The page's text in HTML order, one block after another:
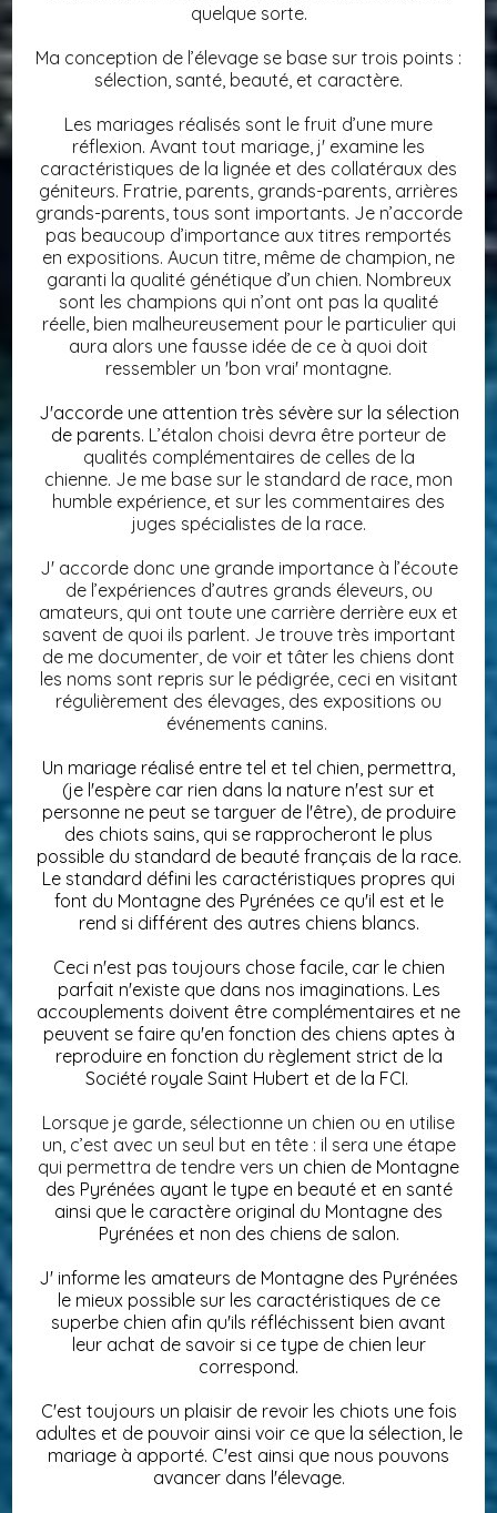
quelque sorte.
Ma conception de l’élevage se base sur trois points :
sélection, santé, beauté, et caractère.
Les mariages réalisés sont le fruit d’une mure
réflexion. Avant tout mariage, j' examine les
caractéristiques de la lignée et des collatéraux des
géniteurs. Fratrie, parents, grands-parents, arrières
grands-parents, tous sont importants. Je n’accorde
pas beaucoup d’importance aux titres remportés
en expositions. Aucun titre, même de champion, ne
garanti la qualité génétique d’un chien. Nombreux
sont les champions qui n’ont ont pas la qualité
réelle, bien malheureusement pour le particulier qui
aura alors une fausse idée de ce à quoi doit
ressembler un 'bon vrai' montagne.
J'accorde une attention très sévère sur la sélection
de parents. L’étalon choisi devra être porteur de
qualités complémentaires de celles de la
chienne. Je me base sur le standard de race, mon
humble expérience, et sur les commentaires des
juges spécialistes de la race.
J' accorde donc une grande importance à l’écoute
de l’expériences d’autres grands éleveurs, ou
amateurs, qui ont toute une carrière derrière eux et
savent de quoi ils parlent. Je trouve très important
de me documenter, de voir et tâter les chiens dont
les noms sont repris sur le pédigrée, ceci en visitant
régulièrement des élevages, des expositions ou
événements canins.
Un mariage réalisé entre tel et tel chien, permettra,
(je l'espère car rien dans la nature n'est sur et
personne ne peut se targuer de l'être), de produire
des chiots sains, qui se rapprocheront le plus
possible du standard de beauté français de la race.
Le standard défini les caractéristiques propres qui
font du Montagne des Pyrénées ce qu'il est et le
rend si différent des autres chiens blancs.
Ceci n'est pas toujours chose facile, car le chien
parfait n'existe que dans nos imaginations. Les
accouplements doivent être complémentaires et ne
peuvent se faire qu'en fonction des chiens aptes à
reproduire en fonction du règlement strict de la
Société royale Saint Hubert et de la FCI.
Lorsque je garde, sélectionne un chien ou en utilise
un, c’est avec un seul but en tête : il sera une étape
qui permettra de tendre vers un chien de Montagne
des Pyrénées ayant le type en beauté et en santé
ainsi que le caractère original du Montagne des
Pyrénées et non des chiens de salon.
J' informe les amateurs de Montagne des Pyrénées
le mieux possible sur les caractéristiques de ce
superbe chien afin qu'ils réfléchissent bien avant
leur achat de savoir si ce type de chien leur
correspond.
C'est toujours un plaisir de revoir les chiots une fois
adultes et de pouvoir ainsi voir ce que la sélection, le
mariage à apporté. C'est ainsi que nous pouvons
avancer dans l'élevage.